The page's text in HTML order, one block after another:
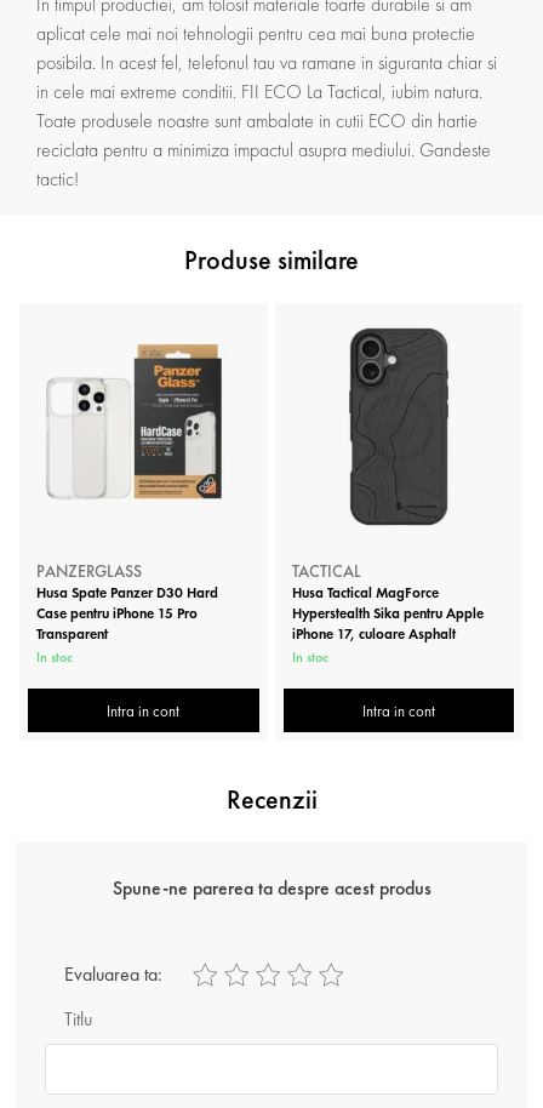
aplicat cele mai noi tehnologii pentru cea mai buna protectie
posibila. In acest fel, telefonul tau va ramane in siguranta chiar si
in cele mai extreme conditii. FII ECO La Tactical, iubim natura.
Toate produsele noastre sunt ambalate in cutii ECO din hartie
reciclata pentru a minimiza impactul asupra mediului. Gandeste
tactic!
Produse similare
PANZERGLASS
Husa Spate Panzer D30 Hard
Case pentru iPhone 15 Pro
Transparent
In stoc
Intra in cont
TACTICAL
Husa Tactical MagForce
Hyperstealth Sika pentru Apple
iPhone 17, culoare Asphalt
In stoc
Intra in cont
Recenzii
Spune-ne parerea ta despre acest produs
Titlu
Evaluarea ta: